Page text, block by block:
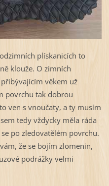
plískanicích to
klouže. O zimních
přibývajícím věkem už
povrchu tak dobrou
ven s vnoučaty, a ty musím
tedy vždycky měla ráda
po zledovatělém povrchu.
že se bojím zlomenin,
podrážky velmi